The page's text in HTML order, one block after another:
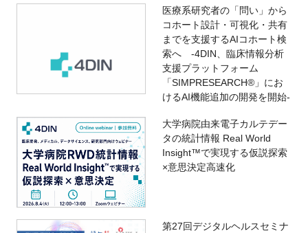
医療系研究者の「問い」から
コホート設計・可視化・共有
までを支援するAIコホート検
索へ -4DIN、臨床情報分析
支援プラットフォーム
「SIMPRESEARCH®」にお
けるAI機能追加の開発を開始-
大学病院由来電子カルテデー
タの統計情報 Real World
Insight™で実現する仮説探索
×意思決定高速化
第27回デジタルヘルスセミナ